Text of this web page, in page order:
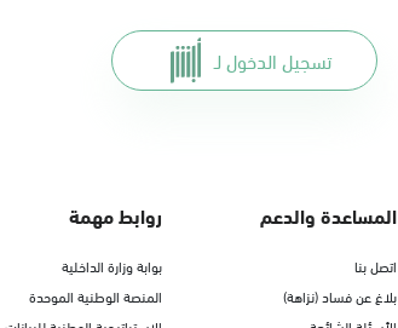
تسجيل الدخول لـ
المساعدة والدعم
اتصل بنا
بلاغ عن فساد (نزاهة)
روابط مهمة
بوابة وزارة الداخلية
المنصة الوطنية الموحدة